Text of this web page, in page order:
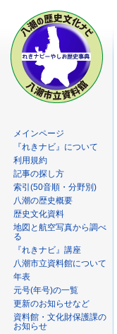
メインページ
『れきナビ』について
利用規約
記事の探し方
索引(50音順・分野別)
八潮の歴史概要
歴史文化資料
地図と航空写真から調べ
る
『れきナビ』講座
八潮市立資料館について
年表
元号(年号)の一覧
更新のお知らせなど
資料館・文化財保護課の
お知らせ